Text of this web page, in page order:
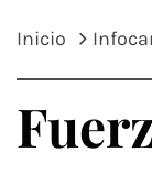
Inicio